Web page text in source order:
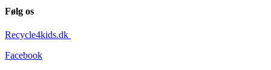
Følg os
Recycle4kids.dk
Facebook